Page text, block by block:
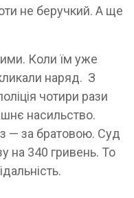
не беручкий. А ще
Коли їм уже
наряд. З
чотири рази
насильство.
— за братовою. Суд
на 340 гривень. То